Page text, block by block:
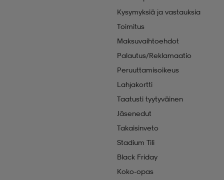
Kysymyksiä ja vastauksia
Toimitus
Maksuvaihtoehdot
Palautus/Reklamaatio
Peruuttamisoikeus
Lahjakortti
Taatusti tyytyväinen
Jäsenedut
Takaisinveto
Stadium Tili
Black Friday
Koko-opas